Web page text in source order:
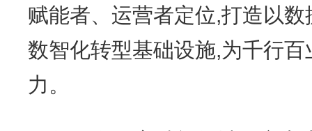
赋能者、运营者定位,打造以
数智化转型基础设施,为千行
力。